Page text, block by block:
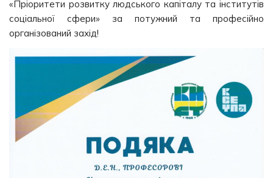
«Пріоритети розвитку людського капіталу та інститутів
соціальної сфери» за потужний та професійно
організований захід!